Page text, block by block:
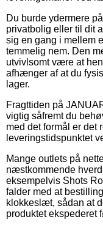
Du burde ydermere
privatbolig eller til dit
sig en gang i mellem
temmelig nem. Den
utvivlsomt være at
afhænger af at du
lager.
Fragttiden på
vigtig såfremt du
med det formål er det
leveringstidspunktet
Mange outlets på
næstkommende
eksempelvis Shots
falder med at
klokkeslæt, sådan at
produktet ekspederet